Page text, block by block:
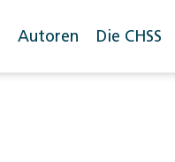
Autoren Die CHSS